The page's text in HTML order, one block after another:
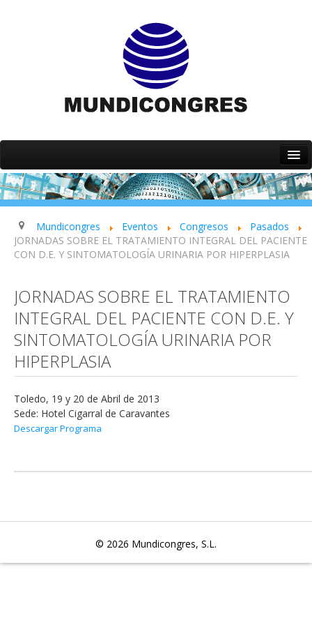
Inicio
Quiénes somos
Servicios
Eventos
Mundicongres Eventos Congresos
Pasados
JORNADAS SOBRE EL TRATAMIENTO INTEGRAL DEL PACIENTE
CON D.E. Y SINTOMATOLOGÍA URINARIA POR HIPERPLASIA
JORNADAS SOBRE EL TRATAMIENTO
INTEGRAL DEL PACIENTE CON D.E. Y
SINTOMATOLOGÍA URINARIA POR
HIPERPLASIA
Toledo, 19 y 20 de Abril de 2013
Sede: Hotel Cigarral de Caravantes
Descargar Programa
© 2026 Mundicongres, S.L.